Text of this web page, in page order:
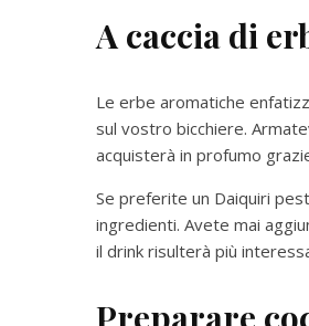
A caccia di
Le erbe aromatiche
sul vostro bicchiere.
acquisterà in profumo
Se preferite un Daiquiri
ingredienti. Avete mai
il drink risulterà più